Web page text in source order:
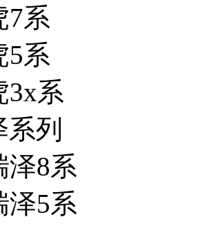
7系
5系
3x系
列
泽8系
泽5系